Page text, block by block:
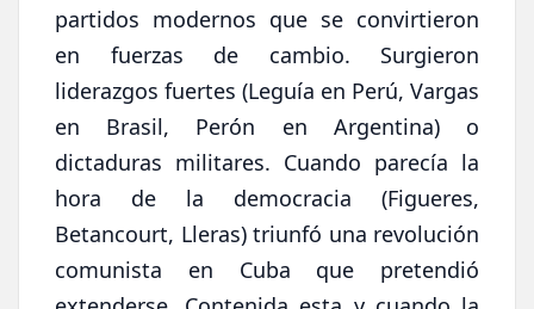
partidos modernos que se convirtieron
en fuerzas de cambio. Surgieron
liderazgos fuertes (Leguía en Perú, Vargas
en Brasil, Perón en Argentina) o
dictaduras militares. Cuando parecía la
hora de la democracia (Figueres,
Betancourt, Lleras) triunfó una revolución
comunista en Cuba que pretendió